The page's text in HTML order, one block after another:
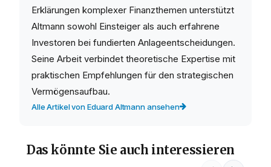
Erklärungen komplexer Finanzthemen unterstützt
Altmann sowohl Einsteiger als auch erfahrene
Investoren bei fundierten Anlageentscheidungen.
Seine Arbeit verbindet theoretische Expertise mit
praktischen Empfehlungen für den strategischen
Vermögensaufbau.
Alle Artikel von Eduard Altmann ansehen
Das könnte Sie auch interessieren